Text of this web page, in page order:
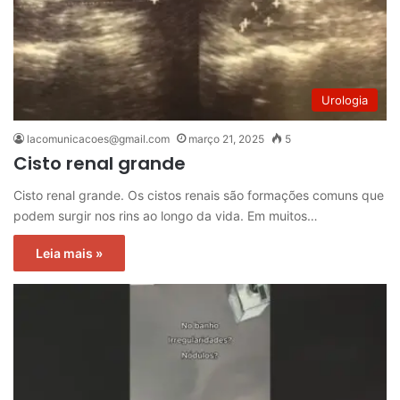
Urologia
lacomunicacoes@gmail.com março 21, 2025 5
Cisto renal grande
Cisto renal grande. Os cistos renais são formações comuns que
podem surgir nos rins ao longo da vida. Em muitos…
Leia mais »